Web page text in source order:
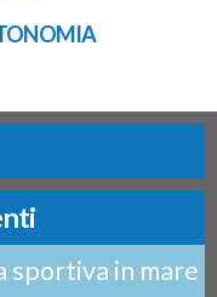
sportiva in mare